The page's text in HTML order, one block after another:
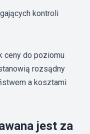
kontroli
ceny do poziomu
rozsądny
a kosztami
jest za